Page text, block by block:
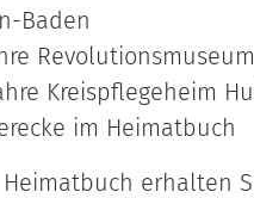
Baden
Kreispflegeheim
im Heimatbuch
erhalten